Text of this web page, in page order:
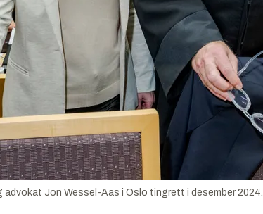
Jon Wessel-Aas i Oslo tingrett i desember 2024.